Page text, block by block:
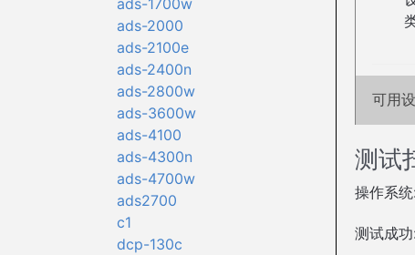
ads-1700w
ads-2000
ads-2100e
ads-2400n
ads-2800w
ads-3600w
ads-4100
ads-4300n
ads-4700w
ads2700
c1
dcp-130c
可用
测试
操作系
测试成